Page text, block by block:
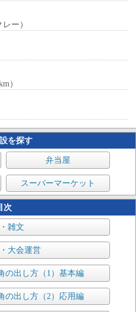
ー）
）
を探す
弁当屋
スーパーマーケット
次
雑文
大会運営
の出し方（1）基本編
の出し方（2）応用編